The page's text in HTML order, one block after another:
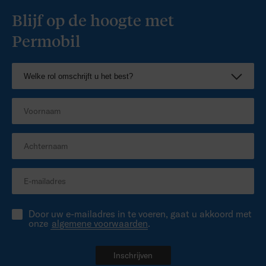
positioneren
Brochure
ROHO portfolio training
Blijf op de hoogte met
Permobil
Door uw e-mailadres in te voeren, gaat u akkoord met
onze algemene voorwaarden.
Inschrijven